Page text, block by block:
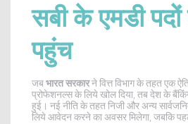
सबी के एमडी पदों
पहुंच
जबभारत सरकारनेवित्त विभागके तहत एक
प्रोफेशनल्स के लिये खोल दिया, तब देश के
हुई। नई नीति के तहत निजी और अन्य
लिये आवेदन करने का अवसर मिलेगा, जबकि